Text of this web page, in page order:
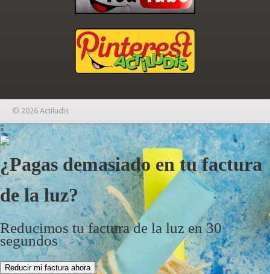
© 2026 Actiludis
×
¿Pagas demasiado en tu factura
de la luz?
Reducimos tu factura de la luz en 30
segundos
Reducir mi factura ahora